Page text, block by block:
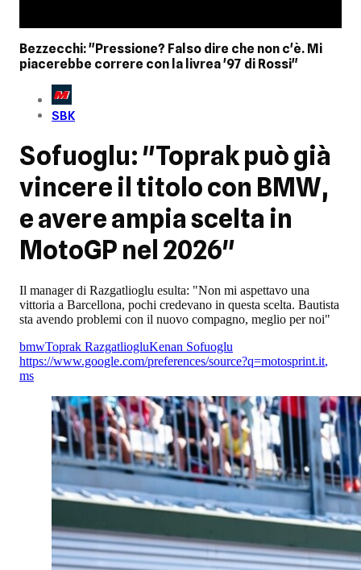
Bezzecchi: "Pressione? Falso dire che non c'è. Mi
piacerebbe correre con la livrea '97 di Rossi"
SBK
Sofuoglu: "Toprak può già
vincere il titolo con BMW,
e avere ampia scelta in
MotoGP nel 2026"
Il manager di Razgatlioglu esulta: "Non mi aspettavo una
vittoria a Barcellona, pochi credevano in questa scelta. Bautista
sta avendo problemi con il nuovo compagno, meglio per noi"
bmwToprak RazgatliogluKenan Sofuoglu
https://www.google.com/preferences/source?q=motosprint.it,
ms